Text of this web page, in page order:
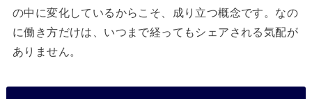
の中に変化しているからこそ、成り立つ概念です。なの
に働き方だけは、いつまで経ってもシェアされる気配が
ありません。